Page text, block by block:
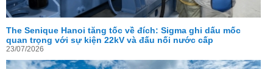
The Senique Hanoi tăng tốc về đích: Sigma ghi dấu mốc
quan trọng với sự kiện 22kV và đấu nối nước cấp
23/07/2026